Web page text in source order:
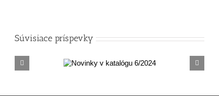
Súvisiace príspevky
v